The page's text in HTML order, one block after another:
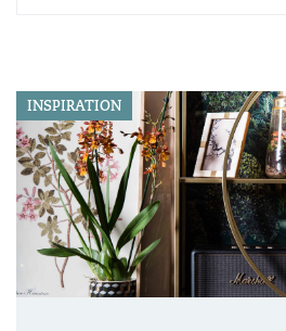
INSPIRATION